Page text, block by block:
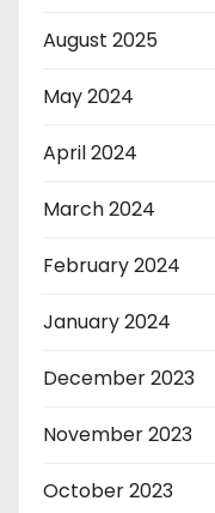
August 2025
May 2024
April 2024
March 2024
February 2024
January 2024
December 2023
November 2023
October 2023